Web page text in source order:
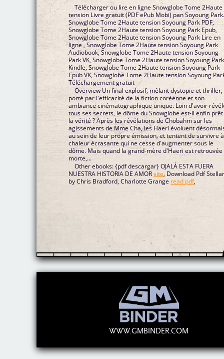
Télécharger ou lire en ligne Snowglobe Tome 2Haute
tension Livre gratuit (PDF ePub Mobi) pan Soyoung
Snowglobe Tome 2Haute tension Soyoung Park PDF,
Snowglobe Tome 2Haute tension Soyoung Park Epub,
Snowglobe Tome 2Haute tension Soyoung Park Lire en
ligne , Snowglobe Tome 2Haute tension Soyoung Park
Audiobook, Snowglobe Tome 2Haute tension Soyoung
Park VK, Snowglobe Tome 2Haute tension Soyoung Park
Kindle, Snowglobe Tome 2Haute tension Soyoung Park
Epub VK, Snowglobe Tome 2Haute tension Soyoung
Téléchargement gratuit
Overview Un final explosif, mêlant dystopie et thriller,
porté par l'efficacité de la fiction coréenne et son
ambiance cinématographique unique. Loin d'avoir
tous ses secrets, le dôme du Snowglobe est-il enfin
la vérité ? Après les révélations de Chobahm sur les
agissements de Mme Cha, les Haeri évoluent
au sein de leur propre émission, et tentent de survivre
chaleur écrasante qui ne cesse d'augmenter sous le
dôme. Mais quand la grand-mère d'Haeri est retrouvée
morte,...
Other ebooks: {pdf descargar} OJALÁ ESTA FUERA
NUESTRA HISTORIA DE AMORsite, Download Pdf
by Chris Bradford, Charlotte Grange read pdf,
WWW.GMBINDER.COM